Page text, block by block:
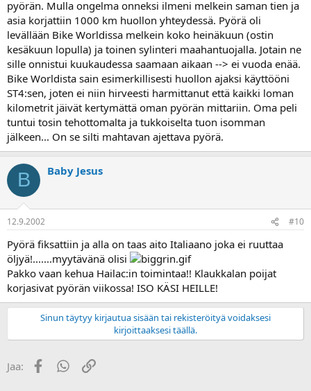
pyörän. Mulla ongelma onneksi ilmeni melkein saman tien ja
asia korjattiin 1000 km huollon yhteydessä. Pyörä oli
levällään Bike Worldissa melkein koko heinäkuun (ostin
kesäkuun lopulla) ja toinen sylinteri maahantuojalla. Jotain ne
sille onnistui kuukaudessa saamaan aikaan --> ei vuoda enää.
Bike Worldista sain esimerkillisesti huollon ajaksi käyttööni
ST4:sen, joten ei niin hirveesti harmittanut että kaikki loman
kilometrit jäivät kertymättä oman pyörän mittariin. Oma peli
tuntui tosin tehottomalta ja tukkoiselta tuon isomman
jälkeen... On se silti mahtavan ajettava pyörä.
B Baby Jesus
12.9.2002 #10
Pyörä fiksattiin ja alla on taas aito Italiaano joka ei ruuttaa
öljyä!.......myytävänä olisi
Pakko vaan kehua Hailac:in toimintaa!! Klaukkalan poijat
korjasivat pyörän viikossa! ISO KÄSI HEILLE!
Sinun täytyy kirjautua sisään tai rekisteröityä voidaksesi
kirjoittaaksesi täällä.
Jaa: FacebookWhatsApp
Linkki